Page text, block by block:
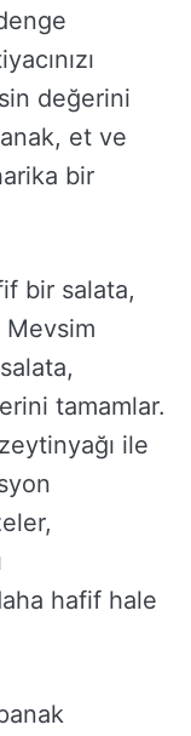
değerini
et ve
bir
bir salata,
tamamlar.
ile
hafif hale